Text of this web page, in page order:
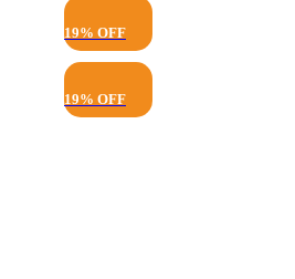
19% OFF
19% OFF